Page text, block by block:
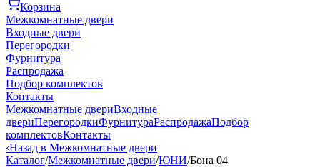
Корзина
Межкомнатные двери
Входные двери
Перегородки
Фурнитура
Распродажа
Подбор комплектов
Контакты
Межкомнатные двериВходные
двериПерегородкиФурнитураРаспродажаПодбор
комплектовКонтакты
‹Назад в Межкомнатные двери
Каталог/Межкомнатные двери/ЮНИ/Бона 04